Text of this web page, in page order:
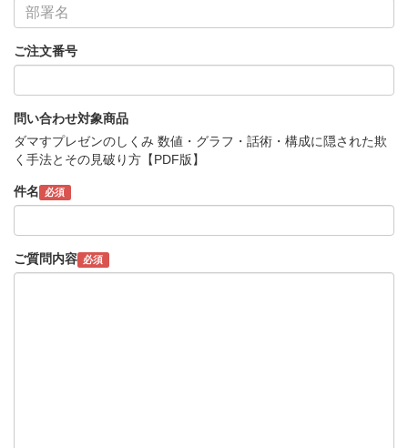
ご注文番号
問い合わせ対象商品
ダマすプレゼンのしくみ 数値・グラフ・話術・構成に隠された欺
く手法とその見破り方【PDF版】
件名 必須
ご質問内容 必須